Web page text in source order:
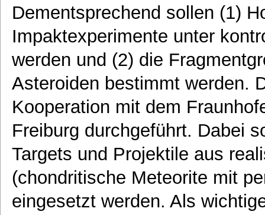
Dementsprechend sollen (1)
Impaktexperimente unter
werden und (2) die
Asteroiden bestimmt werden.
Kooperation mit dem
Freiburg durchgeführt. Dabei
Targets und Projektile aus
(chondritische Meteorite mit
eingesetzt werden. Als